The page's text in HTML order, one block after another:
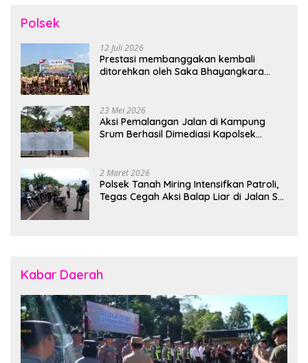
Polsek
12 Juli 2026
Prestasi membanggakan kembali
ditorehkan oleh Saka Bhayangkara
23 Mei 2026
Aksi Pemalangan Jalan di Kampung
Srum Berhasil Dimediasi Kapolsek
2 Maret 2026
Polsek Tanah Miring Intensifkan Patroli,
Tegas Cegah Aksi Balap Liar di Jalan SP
Kabar Daerah